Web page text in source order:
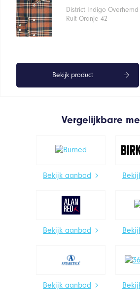
was:
€99,95.
is:
€39,98.
District Indigo Overhemd
Ruit Oranje 42
Bekijk product
Vergelijkbare
Bekijk aanbod
Bekijk aanbod
Bekijk aanbod